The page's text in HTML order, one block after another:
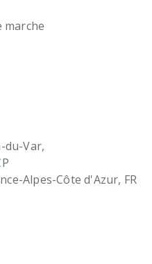
marche
du-Var,
Alpes-Côte d'Azur FR